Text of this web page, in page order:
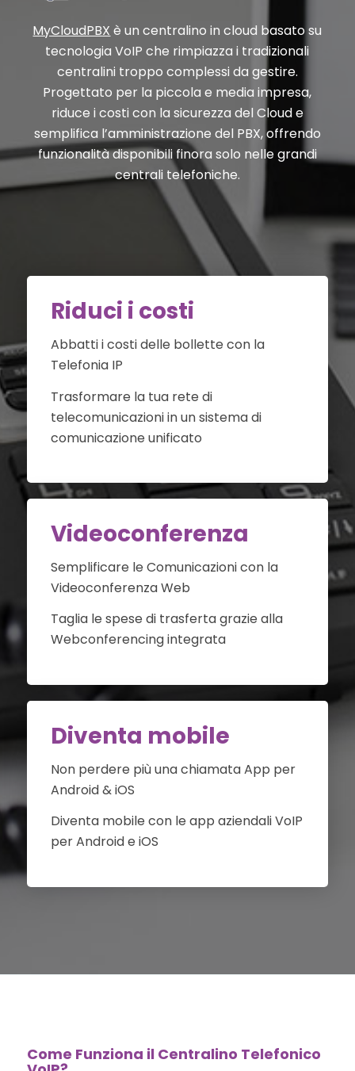
MyCloudPBX è un centralino in cloud basato su
tecnologia VoIP che rimpiazza i tradizionali
centralini troppo complessi da gestire.
Progettato per la piccola e media impresa,
riduce i costi con la sicurezza del Cloud e
semplifica l’amministrazione del PBX, offrendo
funzionalità disponibili finora solo nelle grandi
centrali telefoniche.
Riduci i costi
Abbatti i costi delle bollette con la
Telefonia IP
Trasformare la tua rete di
telecomunicazioni in un sistema di
comunicazione unificato
Videoconferenza
Semplificare le Comunicazioni con la
Videoconferenza Web
Taglia le spese di trasferta grazie alla
Webconferencing integrata
Diventa mobile
Non perdere più una chiamata App per
Android & iOS
Diventa mobile con le app aziendali VoIP
per Android e iOS
Come Funziona il Centralino Telefonico